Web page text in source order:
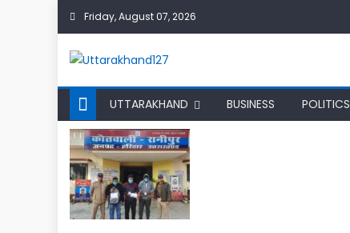
Skip
content
Friday, August 07, 2026
UTTARAKHAND BUSINESS POLITICS